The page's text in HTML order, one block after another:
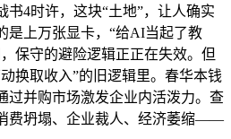
书4时许，这块“土地”，让人确实
是上万张显卡，“给AI当起了教
保守的避险逻辑正正在失效。但
换取收入”的旧逻辑里。春华本钱
过并购市场激发企业内活泼力。查
费坍塌、企业裁人、经济萎缩——